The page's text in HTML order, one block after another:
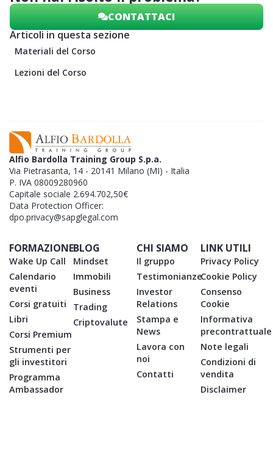
Articoli in questa sezione
Materiali del Corso
Lezioni del Corso
CONTATTACI
Alfio Bardolla Training Group S.p.a.
Via Pietrasanta, 14 - 20141 Milano (MI) - Italia
P. IVA 08009280960
Capitale sociale 2.694.702,50€
Data Protection Officer:
dpo.privacy@sapglegal.com
FORMAZIONE
Wake Up Call
Calendario
eventi
Corsi gratuiti
Libri
Corsi Premium
Strumenti per
gli investitori
Programma
Ambassador
BLOG
Mindset
Immobili
Business
Trading
Criptovalute
CHI SIAMO
Il gruppo
Testimonianze
Investor
Relations
Stampa e
News
Lavora con
noi
Contatti
LINK UTILI
Privacy Policy
Cookie Policy
Consenso
Cookie
Informativa
precontrattuale
Note legali
Condizioni di
vendita
Disclaimer